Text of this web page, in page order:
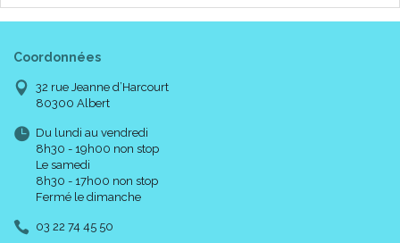
Coordonnées
32 rue Jeanne d’Harcourt
80300 Albert
Du lundi au vendredi
8h30 - 19h00 non stop
Le samedi
8h30 - 17h00 non stop
Fermé le dimanche
03 22 74 45 50